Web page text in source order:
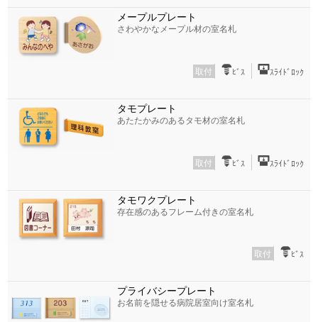
メープルプレート
さわやかなメープル材の室名札
取付 ﾋﾞｽ ｽﾗｲﾄﾞﾛｯｸ
タモプレート
あたたかみのあるタモ材の室名札
取付 ﾋﾞｽ ｽﾗｲﾄﾞﾛｯｸ
タモワクプレート
存在感のあるフレーム付きの室名札
取付 ﾋﾞｽ
プライバシープレート
お名前を隠せる病院居室向け室名札